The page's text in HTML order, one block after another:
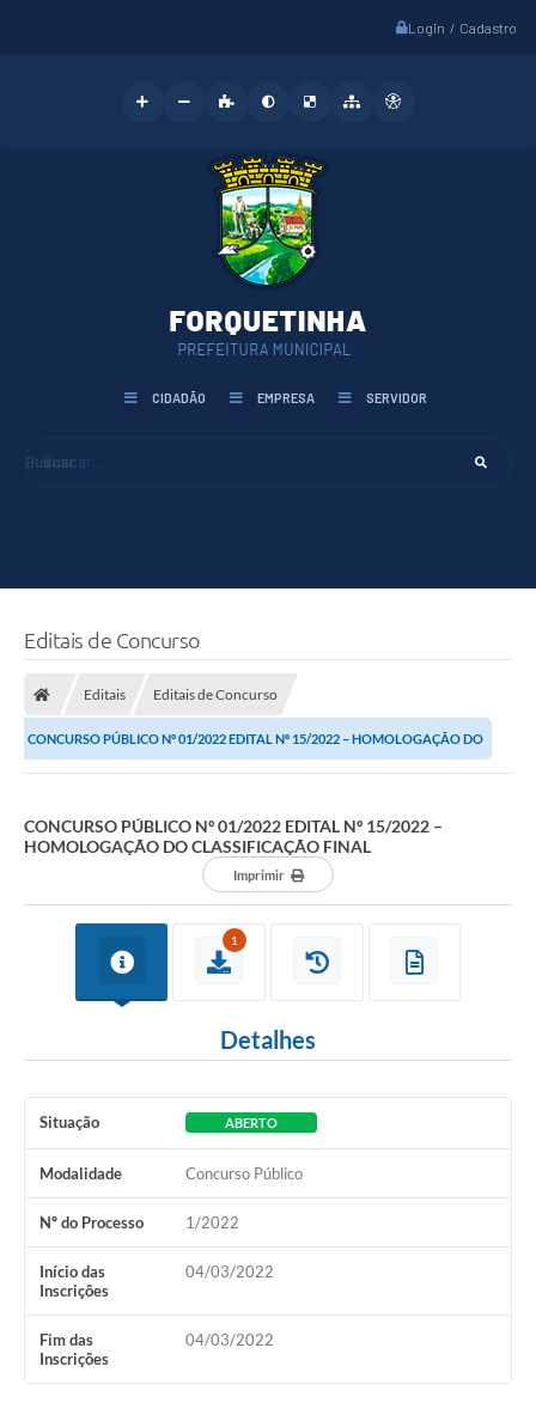
Login / Cadastro
Buscar...
CIDADÃO EMPRESA SERVIDOR
Editais de Concurso
Editais Editais de Concurso
CONCURSO PÚBLICO Nº 01/2022 EDITAL Nº 15/2022 – HOMOLOGAÇÃO DO
CONCURSO PÚBLICO Nº 01/2022 EDITAL Nº 15/2022 –
HOMOLOGAÇÃO DO CLASSIFICAÇÃO FINAL
Imprimir
1
Detalhes
Situação ABERTO
Modalidade Concurso Público
Nº do Processo 1/2022
Início das
Inscrições
04/03/2022
Fim das
Inscrições
04/03/2022